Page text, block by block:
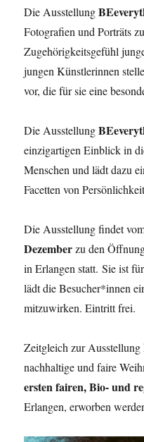
Die Ausstellung
Fotografien und Porträts
Zugehörigkeitsgefühl
jungen Künstlerinnen
vor, die für sie eine
Die Ausstellung
einzigartigen Einblick in
Menschen und lädt dazu
Facetten von
Die Ausstellung findet
Dezemberzu den
in Erlangen statt. Sie ist
lädt die Besucher*innen
mitzuwirken. Eintritt frei.
Zeitgleich zur
nachhaltige und faire
ersten fairen, Bio- und
Erlangen, erworben